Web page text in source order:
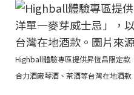
Highball體驗專區提供昇恆昌限定款
合力酒廠琴酒、茶酒等台灣在地酒